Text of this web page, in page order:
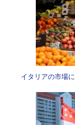
イタリアの市場